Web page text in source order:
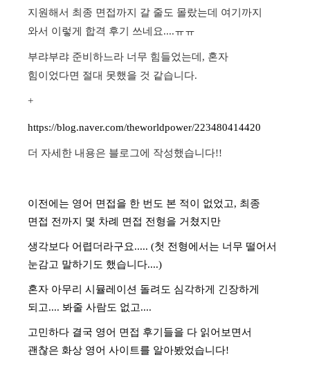
지원해서 최종 면접까지 갈 줄도 몰랐는데 여기까지
와서 이렇게 합격 후기 쓰네요....ㅠㅠ
부랴부랴 준비하느라 너무 힘들었는데, 혼자
힘이었다면 절대 못했을 것 같습니다.
+
https://blog.naver.com/theworldpower/223480414420
더 자세한 내용은 블로그에 작성했습니다!!
이전에는 영어 면접을 한 번도 본 적이 없었고, 최 종
면접 전까지 몇 차례 면접 전형을 거쳤지만
생각보다 어렵더라구요..... (첫 전형에서는 너무 떨어서
눈감고 말하기도 했습니다....)
혼자 아무리 시뮬레이션 돌려도 심각하게 긴장하게
되고.... 봐줄 사람도 없고....
고민하다 결국 영어 면접 후기들을 다 읽어보면서
괜찮은 화상 영어 사이트를 알아봤었습니다!